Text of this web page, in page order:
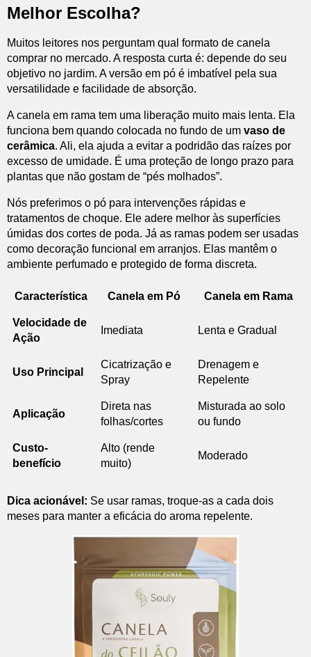
Melhor Escolha?
Muitos leitores nos perguntam qual formato de canela
comprar no mercado. A resposta curta é: depende do seu
objetivo no jardim. A versão em pó é imbatível pela sua
versatilidade e facilidade de absorção.
A canela em rama tem uma liberação muito mais lenta. Ela
funciona bem quando colocada no fundo de um vaso de
cerâmica. Ali, ela ajuda a evitar a podridão das raízes por
excesso de umidade. É uma proteção de longo prazo para
plantas que não gostam de “pés molhados”.
Nós preferimos o pó para intervenções rápidas e
tratamentos de choque. Ele adere melhor às superfícies
úmidas dos cortes de poda. Já as ramas podem ser usadas
como decoração funcional em arranjos. Elas mantêm o
ambiente perfumado e protegido de forma discreta.
Característica Canela em Pó Canela em Rama
Velocidade de
Ação
Imediata Lenta e Gradual
Uso Principal
Cicatrização e
Spray
Drenagem e
Repelente
Aplicação
Direta nas
folhas/cortes
Misturada ao solo
ou fundo
Custo-
benefício
Alto (rende
muito)
Moderado
Dica acionável: Se usar ramas, troque-as a cada dois
meses para manter a eficácia do aroma repelente.